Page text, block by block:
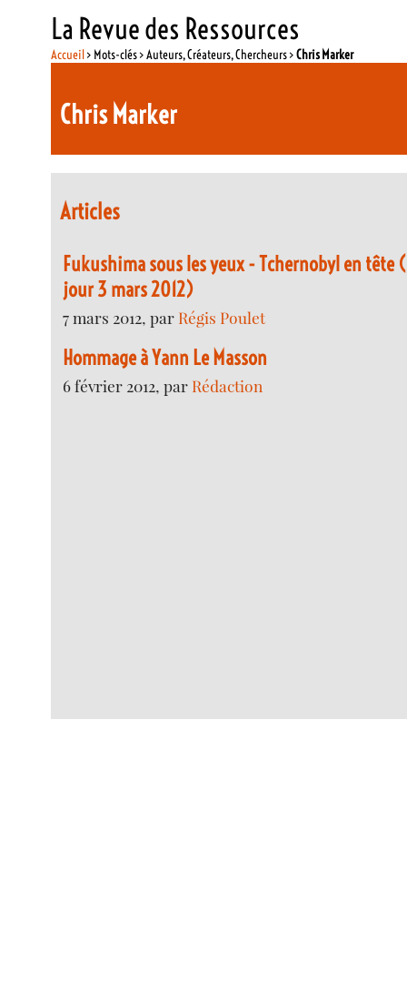
La Revue des Ressources
Accueil> Mots-clés > Auteurs, Créateurs, Chercheurs >Chris Marker
Chris Marker
Articles
Fukushima sous les yeux - Tchernobyl en tête
jour 3 mars 2012)
7 mars 2012, par Régis Poulet
Hommage à Yann Le Masson
6 février 2012, par Rédaction